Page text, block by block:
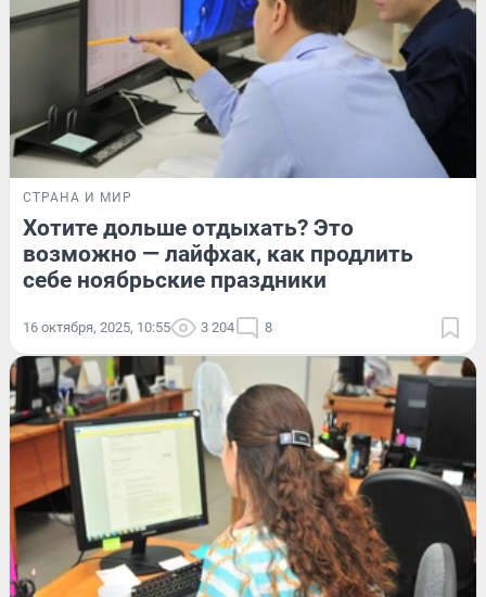
СТРАНА И МИР
Хотите дольше отдыхать? Это
возможно — лайфхак, как продлить
себе ноябрьские праздники
16 октября, 2025, 10:55 3 204 8